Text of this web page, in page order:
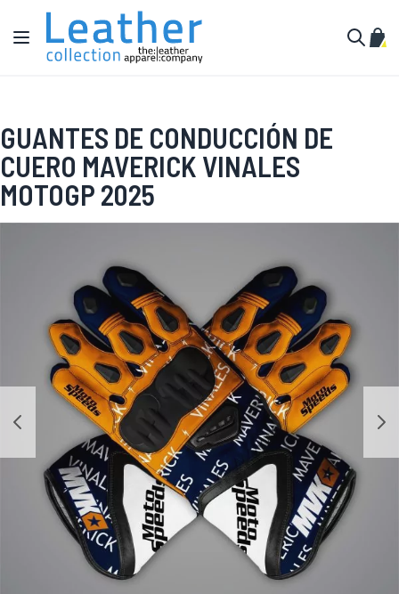
Ir al contenido
Toggle Nav
Mi
GUANTES DE CONDUCCIÓN DE
CUERO MAVERICK VINALES
MOTOGP 2025